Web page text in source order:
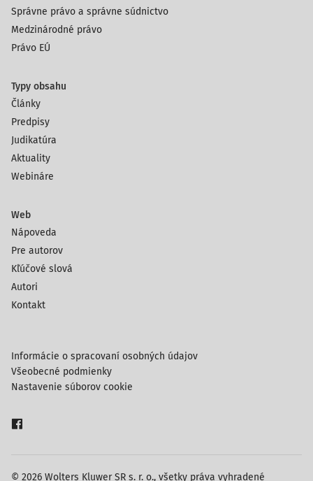
Správne právo a správne súdnictvo
Medzinárodné právo
Právo EÚ
Typy obsahu
Články
Predpisy
Judikatúra
Aktuality
Webináre
Web
Nápoveda
Pre autorov
Kľúčové slová
Autori
Kontakt
© 2026 Wolters Kluwer SR s. r. o., všetky práva vyhradené
Informácie o spracovaní osobných údajov
Všeobecné podmienky
Nastavenie súborov cookie